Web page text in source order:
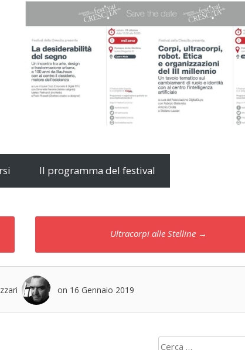
Il programma del festival
Ultracorpi alle Stelline →
on 16 Gennaio 2019
Ricerca